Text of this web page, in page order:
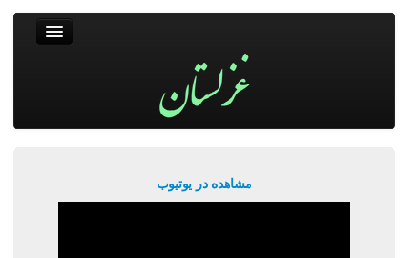
مشاهده در یوتیوب